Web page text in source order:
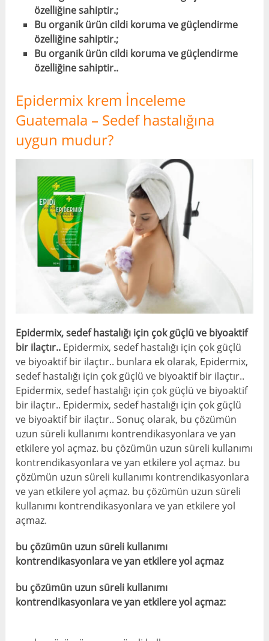
özelliğine sahiptir.;
Bu organik ürün cildi koruma ve güçlendirme
özelliğine sahiptir.;
Bu organik ürün cildi koruma ve güçlendirme
özelliğine sahiptir..
Epidermix krem ​​İnceleme
Guatemala – Sedef hastalığına
uygun mudur?
Epidermix, sedef hastalığı için çok güçlü ve biyoaktif
bir ilaçtır.. Epidermix, sedef hastalığı için çok güçlü
ve biyoaktif bir ilaçtır.. bunlara ek olarak, Epidermix,
sedef hastalığı için çok güçlü ve biyoaktif bir ilaçtır..
Epidermix, sedef hastalığı için çok güçlü ve biyoaktif
bir ilaçtır.. Epidermix, sedef hastalığı için çok güçlü
ve biyoaktif bir ilaçtır.. Sonuç olarak, bu çözümün
uzun süreli kullanımı kontrendikasyonlara ve yan
etkilere yol açmaz. bu çözümün uzun süreli kullanımı
kontrendikasyonlara ve yan etkilere yol açmaz. bu
çözümün uzun süreli kullanımı kontrendikasyonlara
ve yan etkilere yol açmaz. bu çözümün uzun süreli
kullanımı kontrendikasyonlara ve yan etkilere yol
açmaz.
bu çözümün uzun süreli kullanımı
kontrendikasyonlara ve yan etkilere yol açmaz
bu çözümün uzun süreli kullanımı
kontrendikasyonlara ve yan etkilere yol açmaz: